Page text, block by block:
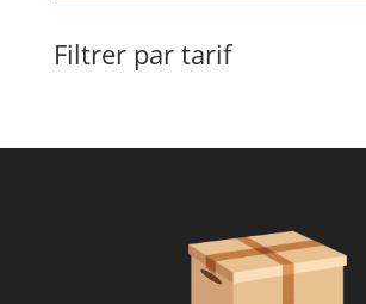
Filtrer par tarif